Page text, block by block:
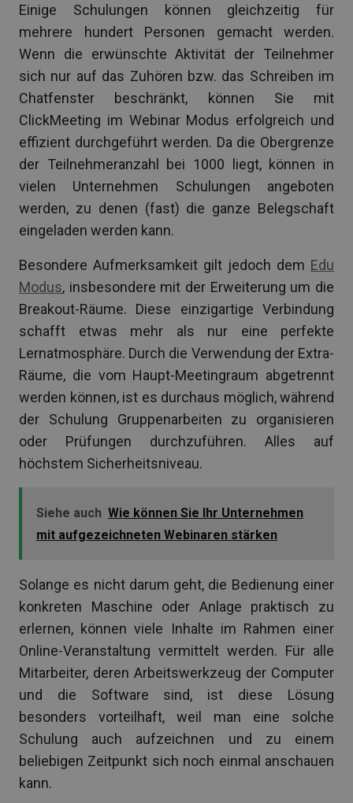
Einige Schulungen können gleichzeitig für
mehrere hundert Personen gemacht werden.
Wenn die erwünschte Aktivität der Teilnehmer
sich nur auf das Zuhören bzw. das Schreiben im
Chatfenster beschränkt, können Sie mit
ClickMeeting im Webinar Modus erfolgreich und
effizient durchgeführt werden. Da die Obergrenze
der Teilnehmeranzahl bei 1000 liegt, können in
vielen Unternehmen Schulungen angeboten
werden, zu denen (fast) die ganze Belegschaft
eingeladen werden kann.
Besondere Aufmerksamkeit gilt jedoch dem Edu
Modus, insbesondere mit der Erweiterung um die
Breakout-Räume. Diese einzigartige Verbindung
schafft etwas mehr als nur eine perfekte
Lernatmosphäre. Durch die Verwendung der Extra-
Räume, die vom Haupt-Meetingraum abgetrennt
werden können, ist es durchaus möglich, während
der Schulung Gruppenarbeiten zu organisieren
oder Prüfungen durchzuführen. Alles auf
höchstem Sicherheitsniveau.
Siehe auch Wie können Sie Ihr Unternehmen
mit aufgezeichneten Webinaren stärken
Solange es nicht darum geht, die Bedienung einer
konkreten Maschine oder Anlage praktisch zu
erlernen, können viele Inhalte im Rahmen einer
Online-Veranstaltung vermittelt werden. Für alle
Mitarbeiter, deren Arbeitswerkzeug der Computer
und die Software sind, ist diese Lösung
besonders vorteilhaft, weil man eine solche
Schulung auch aufzeichnen und zu einem
beliebigen Zeitpunkt sich noch einmal anschauen
kann.